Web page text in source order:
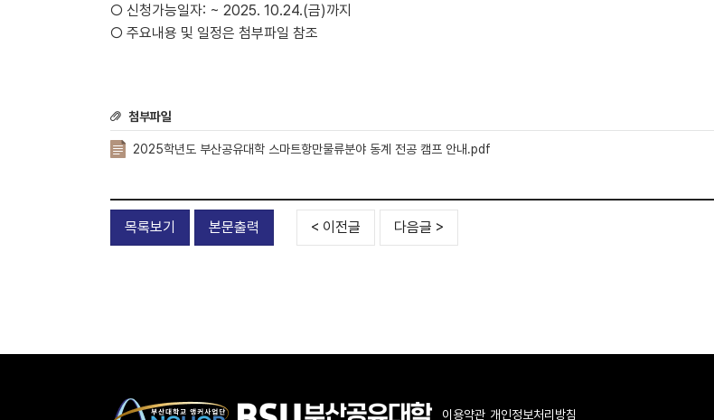
○ 신청가능일자: ~ 2025. 10.24.(금)까지
○ 주요내용 및 일정은 첨부파일 참조
첨부파일
2025학년도 부산공유대학 스마트항만물류분야 동계 전공 캠프 안내.pdf
목록보기 본문출력 < 이전글 다음글 >
이용약관 개인정보처리방침